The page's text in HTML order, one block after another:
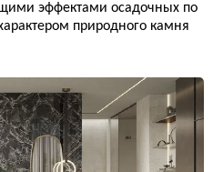
эффектами осадочных по
природного камня